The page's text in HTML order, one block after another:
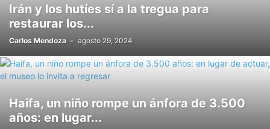
VARIOS VIDEOJUEGOS VINO WORLD ZAPATOS
Irán y los hutíes sí a la tregua para
restaurar los...
Carlos Mendoza - agosto 29, 2024
Haifa, un niño rompe un ánfora de 3.500
años: en lugar...